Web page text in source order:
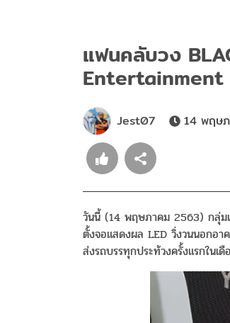
แฟนคลับวง
Entertainment
Jest07 14 พฤษ
วันนี้ (14 พฤษภาคม 2563) กลุ่
ตั้งจอแสดงผล LED วิ่งวนนอกอา
ส่งรถบรรทุกประท้วงครั้งแรกในเ